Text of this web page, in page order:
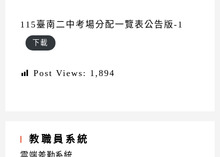
115臺南二中考場分配一覽表公告版-1
下載
Post Views: 1,894
教職員系統